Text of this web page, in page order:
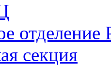
секция